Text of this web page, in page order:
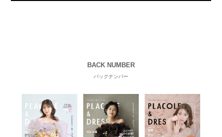
BACK NUMBER
バックナンバー